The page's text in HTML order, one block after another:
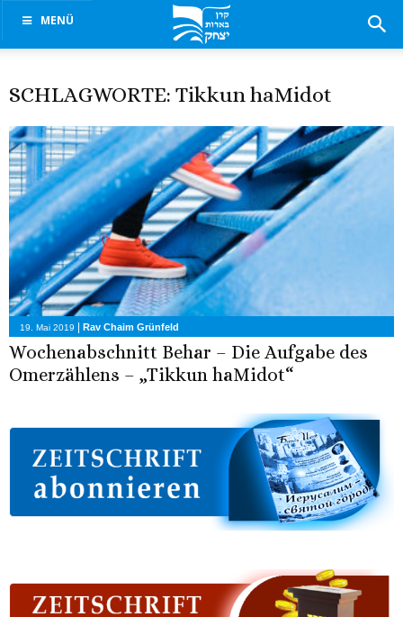
MENÜ
SCHLAGWORTE: Tikkun haMidot
19. Mai 2019 Rav Chaim Grünfeld
Wochenabschnitt Behar – Die Aufgabe des
Omerzählens – „Tikkun haMidot“